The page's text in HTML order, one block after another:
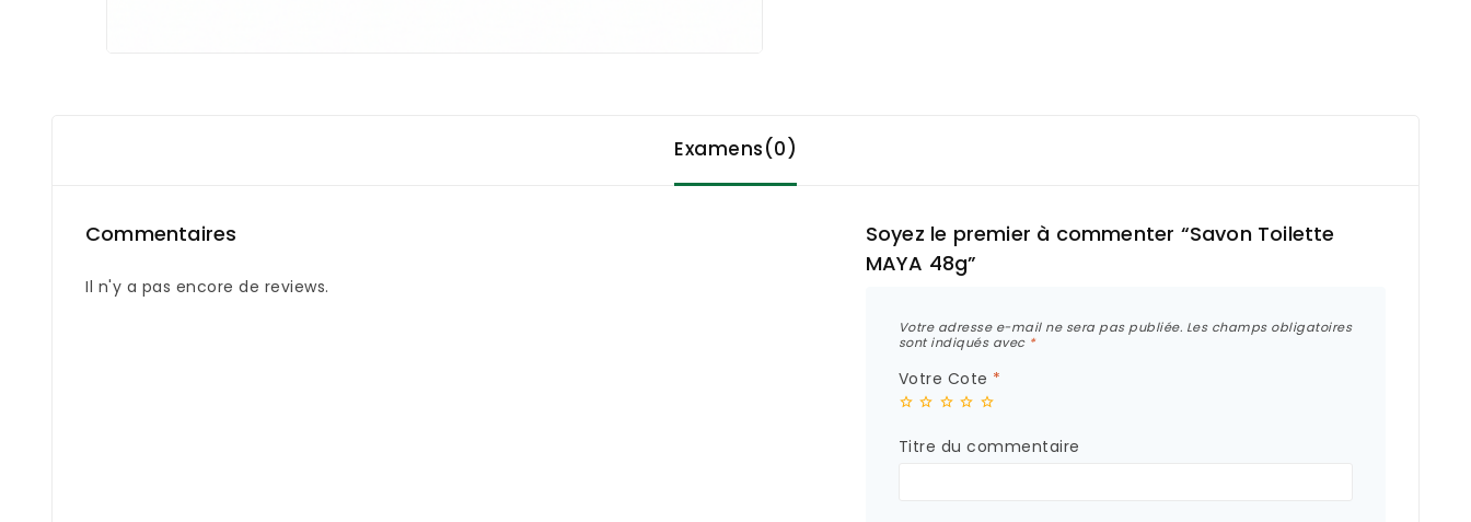
Examens(0)
Commentaires
Il n'y a pas encore de reviews.
Soyez le premier à commenter “Savon Toilette
MAYA 48g”
Votre adresse e-mail ne sera pas publiée. Les champs obligatoires
sont indiqués avec *
Votre Cote *
Titre du commentaire